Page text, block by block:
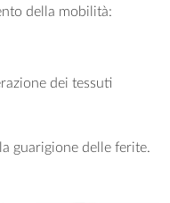
della mobilità:
dei tessuti
guarigione delle ferite.